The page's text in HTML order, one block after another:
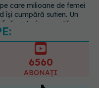
col uterin nu mai ajung
Dr. Sorin Bogdan
Intervenția
doar în situații
6560
1401
URMĂRITORI